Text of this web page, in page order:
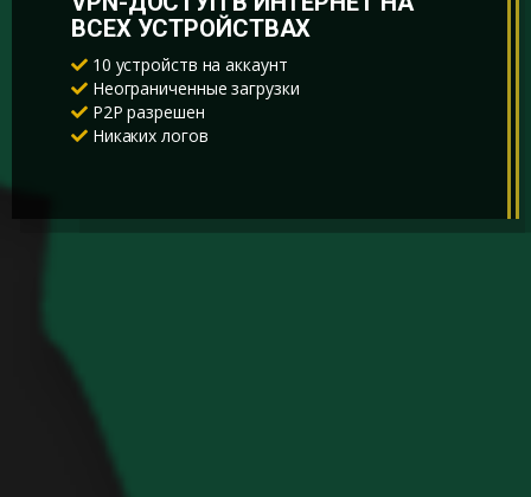
ВСЕХ УСТРОЙСТВАХ
10 устройств на аккаунт
Неограниченные загрузки
P2P разрешен
Никаких логов